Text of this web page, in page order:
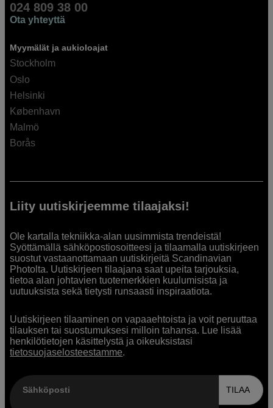
024 809 38 00
Ota yhteyttä
Myymälät ja aukioloajat
Stockholm
Oslo
Helsinki
København
Malmö
Borås
Liity uutiskirjeemme tilaajaksi!
Ole kartalla tekniikka-alan uusimmista trendeistä!
Syöttämällä sähköpostiosoitteesi ja tilaamalla uutiskirjeen
suostut vastaanottamaan uutiskirjeitä Scandinavian
Photolta. Uutiskirjeen tilaajana saat upeita tarjouksia,
tietoa alan johtavien tuotemerkkien kuulumisista ja
uutuuksista sekä tietysti runsaasti inspiraatiota.
Uutiskirjeen tilaaminen on vapaaehtoista ja voit peruuttaa
tilauksen tai suostumuksesi milloin tahansa. Lue lisää
henkilötietojen käsittelystä ja oikeuksistasi
tietosuojaselosteestamme.
Sähköposti TILAA